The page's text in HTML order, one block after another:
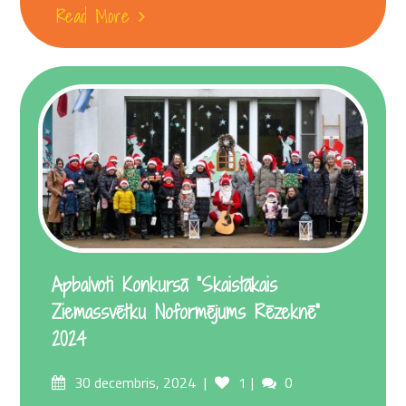
Read More
Apbalvoti Konkursā “Skaistākais
Ziemassvētku Noformējums Rēzeknē”
2024
Posted30 decembris, 2024 1 Comments
0